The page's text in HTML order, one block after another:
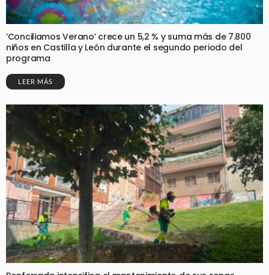
‘Conciliamos Verano’ crece un 5,2 % y suma más de 7.800
niños en Castilla y León durante el segundo periodo del
programa
LEER MÁS